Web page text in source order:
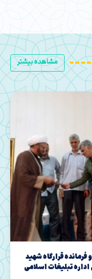
مشاهده بیشتر
قدیم و جدید
استان ایلام